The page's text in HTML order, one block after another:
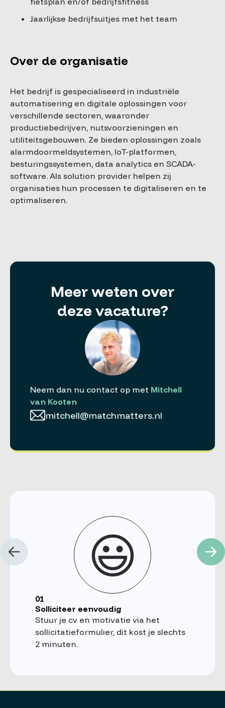
Jaarlijkse bedrijfsuitjes met het team
Over de organisatie
Het bedrijf is gespecialiseerd in industriële
automatisering en digitale oplossingen voor
verschillende sectoren, waaronder
productiebedrijven, nutsvoorzieningen en
utiliteitsgebouwen. Ze bieden oplossingen zoals
alarmdoormeldsystemen, IoT-platformen,
besturingssystemen, data analytics en SCADA-
software. Als solution provider helpen zij
organisaties hun processen te digitaliseren en te
optimaliseren.
Meer weten over
deze vacature?
Neem dan nu contact op met Mitchell
van Kooten
mitchell@matchmatters.nl
😃
01
Solliciteer eenvoudig
Stuur je cv en motivatie via het
sollicitatieformulier, dit kost je slechts
2 minuten.